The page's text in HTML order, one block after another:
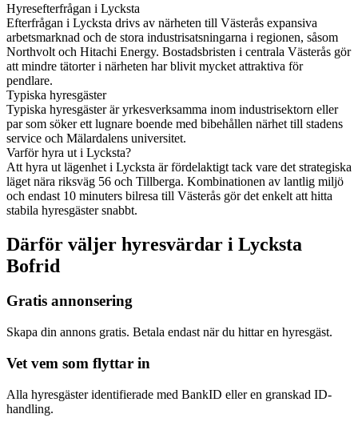
Hyresefterfrågan i Lycksta
Efterfrågan i Lycksta drivs av närheten till Västerås expansiva
arbetsmarknad och de stora industrisatsningarna i regionen, såsom
Northvolt och Hitachi Energy. Bostadsbristen i centrala Västerås gör
att mindre tätorter i närheten har blivit mycket attraktiva för
pendlare.
Typiska hyresgäster
Typiska hyresgäster är yrkesverksamma inom industrisektorn eller
par som söker ett lugnare boende med bibehållen närhet till stadens
service och Mälardalens universitet.
Varför hyra ut i Lycksta?
Att hyra ut lägenhet i Lycksta är fördelaktigt tack vare det strategiska
läget nära riksväg 56 och Tillberga. Kombinationen av lantlig miljö
och endast 10 minuters bilresa till Västerås gör det enkelt att hitta
stabila hyresgäster snabbt.
Därför väljer hyresvärdar i Lycksta
Bofrid
Gratis annonsering
Skapa din annons gratis. Betala endast när du hittar en hyresgäst.
Vet vem som flyttar in
Alla hyresgäster identifierade med BankID eller en granskad ID-
handling.